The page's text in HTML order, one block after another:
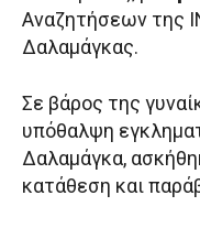
Αναζητήσεων της
Δαλαμάγκας.
Σε βάρος της
υπόθαλψη
Δαλαμάγκα,
κατάθεση και